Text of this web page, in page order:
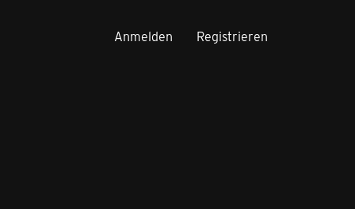
Anmelden Registrieren